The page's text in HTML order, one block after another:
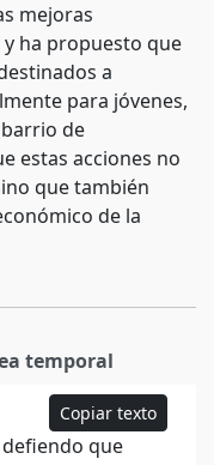
mejoras
y ha propuesto que
a
para jóvenes,
de
estas acciones no
que también
de la
temporal
Copiar texto
que